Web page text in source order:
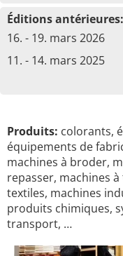
Éditions antérieures:
16. - 19. mars 2026
11. - 14. mars 2025
Produits: colorants,
équipements de
machines à broder,
repasser, machines
textiles, machines
produits chimiques,
transport, …